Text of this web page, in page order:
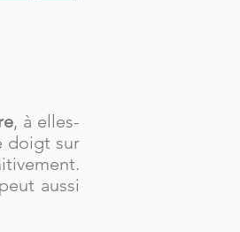
, à elles-
doigt sur
aussi